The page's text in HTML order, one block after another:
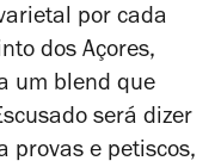
por cada
dos Açores,
um blend que
será dizer
provas e petiscos,